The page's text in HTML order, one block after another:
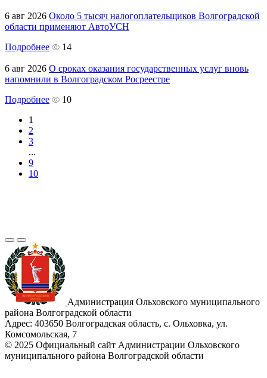
6 авг 2026 Около 5 тысяч налогоплательщиков Волгоградской
области применяют АвтоУСН
Подробнее
14
6 авг 2026 О сроках оказания государственных услуг вновь
напомнили в Волгоградском Росреестре
Подробнее
10
1
2
3
...
9
10
Администрация Ольховского муниципального
района Волгоградской области
Адрес: 403650 Волгоградская область, с. Ольховка, ул.
Комсомольская, 7
© 2025 Официальный сайт Администрации Ольховского
муниципального района Волгоградской области